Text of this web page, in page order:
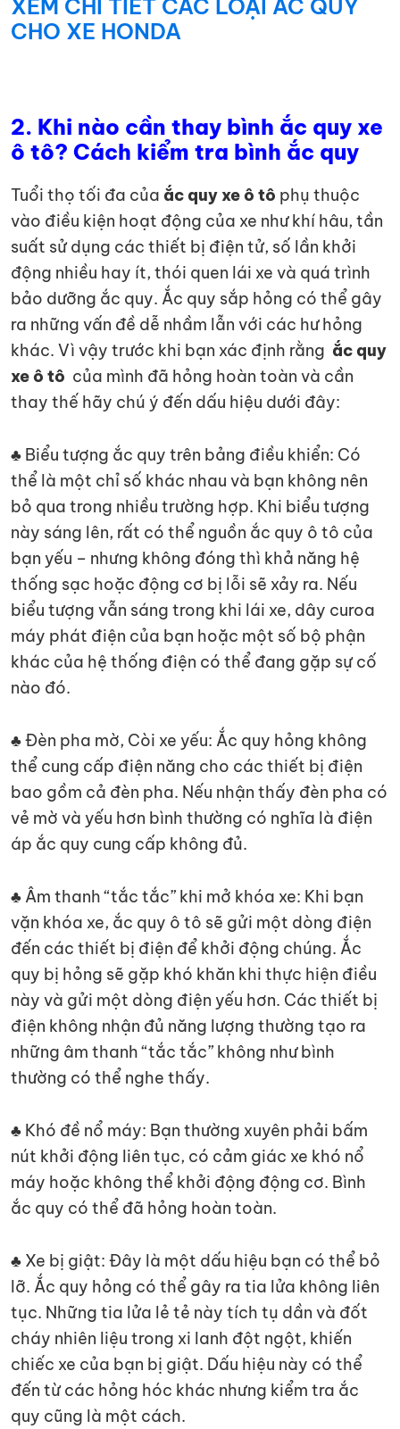
XEM CHI TIẾT CÁC LOẠI ẮC QUY
CHO XE HONDA
2. Khi nào cần thay bình ắc quy xe
ô tô? Cách kiểm tra bình ắc quy
Tuổi thọ tối đa của ắc quy xe ô tô phụ thuộc
vào điều kiện hoạt động của xe như khí hâu, tần
suất sử dụng các thiết bị điện tử, số lần khởi
động nhiều hay ít, thói quen lái xe và quá trình
bảo dưỡng ắc quy. Ắc quy sắp hỏng có thể gây
ra những vấn đề dễ nhầm lẫn với các hư hỏng
khác. Vì vậy trước khi bạn xác định rằng ắc quy
xe ô tô của mình đã hỏng hoàn toàn và cần
thay thế hãy chú ý đến dấu hiệu dưới đây:
♣ Biểu tượng ắc quy trên bảng điều khiển: Có
thể là một chỉ số khác nhau và bạn không nên
bỏ qua trong nhiều trường hợp. Khi biểu tượng
này sáng lên, rất có thể nguồn ắc quy ô tô của
bạn yếu – nhưng không đóng thì khả năng hệ
thống sạc hoặc động cơ bị lỗi sẽ xảy ra. Nếu
biểu tượng vẫn sáng trong khi lái xe, dây curoa
máy phát điện của bạn hoặc một số bộ phận
khác của hệ thống điện có thể đang gặp sự cố
nào đó.
♣ Đèn pha mờ, Còi xe yếu: Ắc quy hỏng không
thể cung cấp điện năng cho các thiết bị điện
bao gồm cả đèn pha. Nếu nhận thấy đèn pha có
vẻ mờ và yếu hơn bình thường có nghĩa là điện
áp ắc quy cung cấp không đủ.
♣ Âm thanh “tắc tắc” khi mở khóa xe: Khi bạn
vặn khóa xe, ắc quy ô tô sẽ gửi một dòng điện
đến các thiết bị điện để khởi động chúng. Ắc
quy bị hỏng sẽ gặp khó khăn khi thực hiện điều
này và gửi một dòng điện yếu hơn. Các thiết bị
điện không nhận đủ năng lượng thường tạo ra
những âm thanh “tắc tắc” không như bình
thường có thể nghe thấy.
♣ Khó đề nổ máy: Bạn thường xuyên phải bấm
nút khởi động liên tục, có cảm giác xe khó nổ
máy hoặc không thể khởi động động cơ. Bình
ắc quy có thể đã hỏng hoàn toàn.
♣ Xe bị giật: Đây là một dấu hiệu bạn có thể bỏ
lỡ. Ắc quy hỏng có thể gây ra tia lửa không liên
tục. Những tia lửa lẻ tẻ này tích tụ dần và đốt
cháy nhiên liệu trong xi lanh đột ngột, khiến
chiếc xe của bạn bị giật. Dấu hiệu này có thể
đến từ các hỏng hóc khác nhưng kiểm tra ắc
quy cũng là một cách.